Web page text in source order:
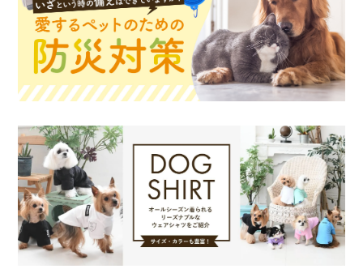
お買い物を続ける